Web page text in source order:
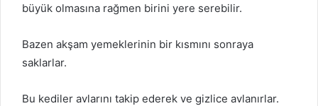
büyük olmasına rağmen birini yere serebilir.
Bazen akşam yemeklerinin bir kısmını sonraya
saklarlar.
Bu kediler avlarını takip ederek ve gizlice avlanırlar.